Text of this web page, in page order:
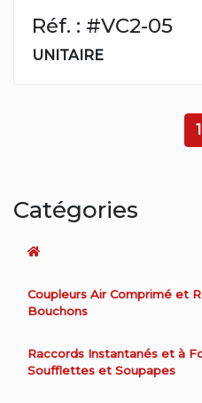
Réf. : #VC2-05
UNITAIRE
1
Catégories
Coupleurs Air Comprimé et
Bouchons
Raccords Instantanés et à
Soufflettes et Soupapes